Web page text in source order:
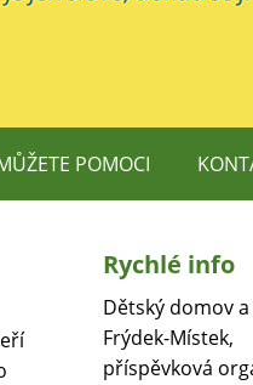
POMOCI
V ČEM NÁM MŮŽETE POMOCI
Rychlé info
Dětský domov
Frýdek-Místek,
příspěvková